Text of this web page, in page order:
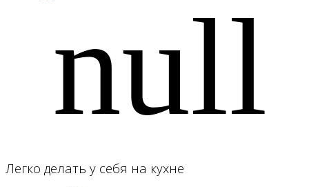
Легко делать у себя на кухне